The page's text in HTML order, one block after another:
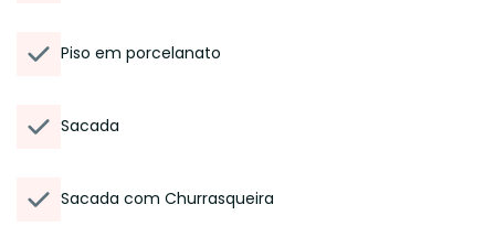
Piso em porcelanato
Sacada
Sacada com Churrasqueira